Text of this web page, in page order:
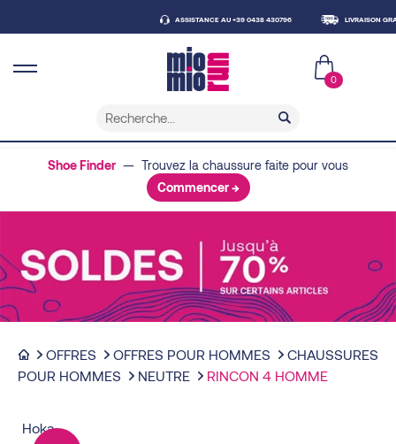
ASSISTANCE AU +39 0438 430796 LIVRAISON GRATUITE À
0
Shoe Finder — Trouvez la chaussure faite pour vous
Commencer →
OFFRES OFFRES POUR HOMMES
CHAUSSURES
POUR HOMMES
NEUTRE RINCON 4 HOMME
Hoka